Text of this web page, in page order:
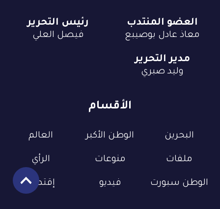
الأقسام
البحرين الوطن الأكبر العالم
ملفات منوعات الرأي
الوطن سبورت فيديو إقتصاد
العضو المنتدب
معاذ عادل بوصيبع
رئيس التحرير
فيصل العلي
مدير التحرير
وليد صبري